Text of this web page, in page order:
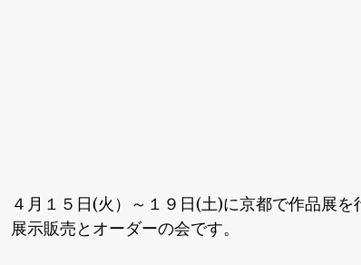
４月１５日(火）～１９日(土)に京都で作品展を
展示販売とオーダーの会です。